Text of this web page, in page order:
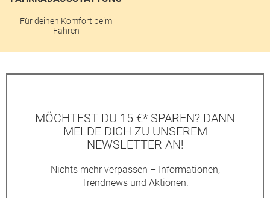
Für deinen Komfort beim
Fahren
MÖCHTEST DU 15 €* SPAREN? DANN
MELDE DICH ZU UNSEREM
NEWSLETTER AN!
Nichts mehr verpassen – Informationen,
Trendnews und Aktionen.